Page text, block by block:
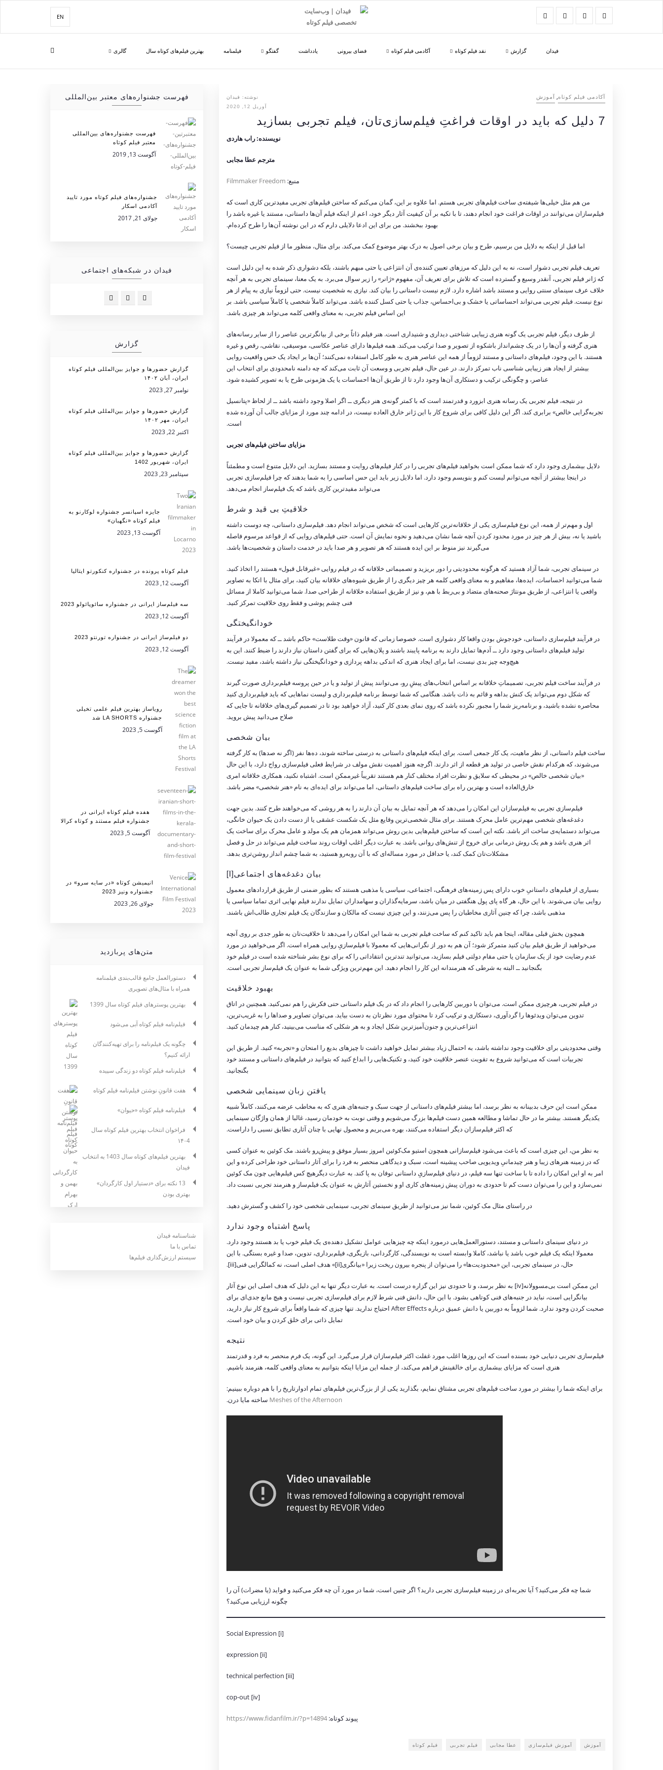
EN
فیدان گزارش نقد فیلم کوتاه آکادمی فیلم کوتاه فضای بیرونی یادداشت گفتگو فیلمنامه بهترین فیلم‌های کوتاه سال گالری
آکادمی فیلم کوتاه, آموزش نوشته: فیدان
آوریل 12, 2020
7 دلیل که باید در اوقات فراغتِ فیلم‌سازی‌تان، فیلم تجربی بسازید
نویسنده: راب هاردی
مترجم عطا مجابی
منبع: Filmmaker Freedom
من هم مثل خیلی‌ها شیفته‌ی ساخت فیلم‌های تجربی هستم. اما علاوه بر این، گمان می‌کنم که ساختن فیلم‌های تجربی مفیدترین کاری است که
فیلم‌سازان می‌توانند در اوقات فراغت خود انجام دهند، تا با تکیه بر آن کیفیت آثار دیگر خود، اعم از اینکه فیلم آن‌ها داستانی، مستند یا غیره باشد را
بهبود ببخشند. من برای این ادعا دلایلی دارم که در این نوشته آن‌ها را طرح کرده‌ام.
اما قبل از اینکه به دلایل من برسیم، طرح و بیان برخی اصول به درک بهتر موضوع کمک می‌کند. برای مثال، منظور ما از فیلم تجربی چیست؟
تعریف فیلم تجربی دشوار است، نه به این دلیل که مرزهای تعیین کننده‌ی آن انتزاعی یا حتی مبهم باشند، بلکه دشواری ذکر شده به این دلیل است
که ژانر فیلم تجربی، آنقدر وسیع و گسترده است که تلاش برای تعریف آن، مفهوم «ژانر» را زیر سوال می‌برد. به یک معنا، سینمای تجربی به هر آنچه
خلاف عرف سینمای سنتی روایی و مستند باشد اشاره دارد. لازم نیست داستانی را بیان کند. نیازی به شخصیت نیست. حتی لزوماً نیازی به پیام از هر
نوع نیست. فیلم تجربی می‌تواند احساساتی یا خشک و بی‌احساس، جذاب یا حتی کسل کننده باشد. می‌تواند کاملاً شخصی یا کاملاً سیاسی باشد. بر
این اساس فیلم تجربی، به معنای واقعی کلمه می‌تواند هر چیزی باشد.
از طرف دیگر، فیلم تجربی یک گونه هنری زیبایی شناختی دیداری و شنیداری است. هنر فیلم ذاتاً برخی از بیانگرترین عناصر را از سایر رسانه‌های
هنری گرفته و آن‌ها را در یک چشم‌انداز باشکوه از تصویر و صدا ترکیب می‌کند. همه فیلم‌ها دارای عناصر عکاسی، موسیقی، نقاشی، رقص و غیره
هستند. با این وجود، فیلم‌های داستانی و مستند لزوماً از همه این عناصر هنری به طور کامل استفاده نمی‌کنند؛ آن‌ها بر ایجاد یک حس واقعیت روایی
بیشتر از ایجاد هنر زیبایی شناسی ناب تمرکز دارند. در عین حال، فیلم تجربی و وسعت آن ثابت می‌کند که چه دامنه نامحدودی برای انتخاب این
عناصر، و چگونگی ترکیب و دستکاری آن‌ها وجود دارد تا از طریق آن‌ها احساسات یا یک هژمونی طرح یا به تصویر کشیده شود.
در نتیجه، فیلم تجربی یک رسانه هنری ابزورد و قدرتمند است که با کمتر گونه‌ی هنر دیگری ــ اگر اصلا وجود داشته باشد ــ از لحاظ «پتانسیل
تجربه‌گرایی خالص» برابری کند. اگر این دلیل کافی برای شروع کار با این ژانر خارق العاده نیست، در ادامه چند مورد از مزایای جالب آن آورده شده
است.
مزایای ساختن فیلم‌های تجربی
دلایل بیشماری وجود دارد که شما ممکن است بخواهید فیلم‌های تجربی را در کنار فیلم‌های روایت و مستند بسازید. این دلایل متنوع است و مطمئناً
در اینجا بیشتر از آنچه می‌توانم لیست کنم و بنویسم وجود دارد. اما دلایل زیر باید این حس اساسی را به شما بدهند که چرا فیلم‌سازی تجربی
می‌تواند مفیدترین کاری باشد که یک فیلم‌ساز انجام می‌دهد.
خلاقیتِ بی قید و شرط
اول و مهم‌تر از همه، این نوع فیلم‌سازی یکی از خلاقانه‌ترین کارهایی است که شخص می‌تواند انجام دهد. فیلم‌سازی داستانی، چه دوست داشته
باشید یا نه، بیش از هر چیز در مورد محدود کردن آنچه شما نشان می‌دهید و نحوه نمایش آن است. حتی فیلم‌های روایی که از قواعد مرسوم فاصله
می‌گیرند نیز منوط بر این ایده هستند که هر تصویر و هر صدا باید در خدمت داستان و شخصیت‌ها باشد.
در سینمای تجربی، شما آزاد هستید که هرگونه محدودیتی را دور بریزید و تصمیماتی خلاقانه که در فیلم روایی «غیرقابل قبول» هستند را اتخاذ کنید.
شما می‌توانید احساسات، ایده‌ها، مفاهیم و به معنای واقعی کلمه هر چیز دیگری را از طریق شیوه‌های خلاقانه بیان کنید، برای مثال با اتکا به تصاویر
واقعی یا انتزاعی، از طریق مونتاژ صحنه‌های متضاد و بی‌ربط با هم، و نیز از طریق استفاده خلاقانه از طراحی صدا. شما می‌توانید کاملا از مسائل
فنی چشم پوشی و فقط روی خلاقیت تمرکز کنید.
خودانگیختگی
در فرآیند فیلم‌سازی داستانی، خودجوش بودن واقعا کار دشواری است. خصوصا زمانی که قانون «وقت طلاست» حاکم باشد ــ که معمولا در فرآیند
تولید فیلم‌های داستانی وجود دارد ــ آدم‌ها تمایل دارند به برنامه پایبند باشند و پلان‌هایی که برای گفتن داستان نیاز دارند را ضبط کنند. این به
هیچ‌وجه چیز بدی نیست، اما برای ایجاد هنری که اندکی بداهه پردازی و خودانگیختگی نیاز داشته باشد، مفید نیست.
در فرآیند ساخت فیلم تجربی، تصمیماتِ خلاقانه بر اساس انتخاب‌های پیشِ رو، می‌توانند پیش از تولید و یا در حین پروسه فیلم‌برداری صورت گیرند
که شکل دوم می‌تواند یک کنش بداهه و قائم به ذات باشد. هنگامی که شما توسط برنامه فیلم‌برداری و لیست نماهایی که باید فیلم‌برداری کنید
محاصره نشده باشید، و برنامه‌ریز شما را مجبور نکرده باشد که روی نمای بعدی کار کنید، آزاد خواهید بود تا در تصمیم گیری‌های خلاقانه تا جایی که
صلاح می‌دانید پیش بروید.
بیان شخصی
ساخت فیلم داستانی، از نظر ماهیت، یک کار جمعی است. برای اینکه فیلم‌های داستانی به درستی ساخته شوند، ده‌ها نفر (اگر نه صدها) به کار گرفته
می‌شوند، که هرکدام نقش خاصی در تولید هر قطعه از اثر دارند. اگرچه هنوز اهمیت نقش مولف در شرایط فعلی فیلم‌سازی رواج دارد، با این حال
«بیان شخصی خالص» در محیطی که سلایق و نظرت افراد مختلف کنار هم هستند تقریباً غیرممکن است. اشتباه نکنید، همکاری خلاقانه امری
خارق‌العاده است و بهترین راه برای ساخت فیلم‌های داستانی، اما می‌تواند برای ایده‌ای به نام «هنر شخصی» مضر باشد.
فیلم‌سازی تجربی به فیلم‌سازان این امکان را می‌دهد که هر آنچه تمایل به بیان آن دارند را به هر روشی که می‌خواهند طرح کنند. بدین جهت
دغدغه‌های شخصی مهم‌ترین عامل محرک هستند. برای مثال شخصی‌ترین وقایع مثل یک شکست عشقی یا از دست دادن یک حیوان خانگی،
می‌تواند دستمایه‌ی ساخت اثر باشد. نکته این است که ساختن فیلم‌هایی بدین روش می‌تواند همزمان هم یک مولد و عامل محرک برای ساخت یک
اثر هنری باشد و هم یک روش درمانی برای خروج از تنش‌های روانی باشد. به عبارت دیگر اغلب اوقات روند ساخت فیلم می‌تواند در حل و فصل
مشکلات‌تان کمک کند، یا حداقل در مورد مساله‌ای که با آن روبه‌رو هستید، به شما چشم انداز روشن‌تری بدهد.
بیان دغدغه‌های اجتماعی[I]
بسیاری از فیلم‌های داستانیِ خوب دارای پس زمینه‌های فرهنگی، اجتماعی، سیاسی یا مذهبی هستند که بطور ضمنی از طریق قراردادهای معمول
روایی بیان می‌شوند. با این حال، هر گاه پای پول هنگفتی در میان باشد، سرمایه‌گذاران و سهامداران تمایل ندارند فیلم نهایی اثری تماما سیاسی یا
مذهبی باشد، چرا که چنین آثاری مخاطبان را پس می‌زنند، و این چیزی نیست که مالکان و سازندگان یک فیلم تجاری طالب‌اش باشند.
همچون بخش قبلی مقاله، اینجا هم باید تاکید کنم که ساخت فیلم تجربی به شما این امکان را می‌دهد تا خلاقیت‌تان به طور جدی بر روی آنچه
می‌خواهید از طریق فیلم بیان کنید متمرکز شود؛ آن هم به دور از نگرانی‌هایی که معمولا با فیلم‌سازیِ روایی همراه است. اگر می‌خواهید در مورد
عدم رضایت خود از یک سازمان یا حتی مقام دولتی فیلم بسازید، می‌توانید تندترین انتقاداتی را که برای نوع بشر شناخته شده است در فیلم خود
بگنجانید ــ البته به شرطی که هنرمندانه این کار را انجام دهید. این مهم‌ترین ویژگی شما به عنوان یک فیلم‌ساز تجربی است.
بهبود خلاقیت
در فیلم تجربی، هرچیزی ممکن است. می‌توان با دوربین کارهایی را انجام داد که در یک فیلم داستانی حتی فکرش را هم نمی‌کنید. همچنین در اتاق
تدوین می‌توان ویدئوها را گردآوری، دستکاری و ترکیب کرد تا محتوای مورد نظرتان به دست بیاید. می‌توان تصاویر و صداها را به غریب‌ترین،
انتزاعی‌ترین و جنون‌آمیزترین شکل ایجاد و به هر شکلی که مناسب می‌بینید، کنار هم چیدمان کنید.
وقتی محدودیتی برای خلاقیت وجود نداشته باشد، به احتمال زیاد بیشتر تمایل خواهید داشت تا چیزهای بدیع را امتحان و «تجربه» کنید. از طریق این
تجربیات است که می‌توانید شروع به تقویت عنصر خلاقیت خود کنید، و تکنیک‌هایی را ابداع کنید که بتوانید در فیلم‌های داستانی و مستند خود
بگنجانید.
یافتن زبان سینمایی شخصی
ممکن است این حرف بدبینانه به نظر برسد، اما بیشتر فیلم‌های داستانی از جهت سبک و جنبه‌های هنری که به مخاطب عرضه می‌کنند، کاملاً شبیه
یکدیگر هستند. بیشتر ما در حال تماشا و مطالعه همین دست فیلم‌ها بزرگ می‌شویم و وقتی نوبت به خودمان رسید، غالبا از همان واژگان سینمایی
که اکثر فیلم‌سازان دیگر استفاده می‌کنند، بهره می‌بریم و محصول نهایی با چنان آثاری تطابق نسبی را داراست.
به نظر من، این چیزی است که باعث می‌شود فیلم‌سازانی همچون استیو مک‌کوئین امروز بسیار موفق و پیش‌رو باشند. مک کوئین به عنوان کسی
که در زمینه هنرهای زیبا و هنر چیدمانیِ ویدیویی صاحب پیشینه است، سبک و دیدگاهی منحصر به فرد را برای آثار داستانی خود طراحی کرده و این
امر به او این امکان را داده تا با ساخت تنها سه فیلم، در دنیای فیلم‌سازیِ داستانی توفان به پا کند. به عبارت دیگرهیچ کس فیلم‌هایی چون مک کوئین
نمی‌سازد و این را می‌توان دست کم تا حدودی به دوران پیش زمینه‌های کاری او و نخستین آثارش به عنوان یک فیلم‌ساز و هنرمند تجربی نسبت داد.
در راستای مثال مک کوئین، شما نیز می‌توانید از طریق سینمای تجربی، سینمایی شخصی خود را کشف و گسترش دهید.
پاسخ اشتباه وجود ندارد
در دنیای سینمای داستانی و مستند، دستورالعمل‌هایی درمورد اینکه چه چیزهایی عوامل تشکیل دهنده‌ی یک فیلم خوب یا بد هستند وجود دارد.
معمولا اینکه یک فیلم خوب باشد یا نباشد، کاملا وابسته است به نویسندگی، کارگردانی، بازیگری، فیلم‌برداری، تدوین، صدا و غیره بستگی. با این
حال، در سینمای تجربی، این «محدودیت‌ها» را می‌توان از پنجره بیرون ریخت زیرا «بیانگری[ii]» هدف اصلی است، نه کمالگرایی فنی[iii].
این ممکن است بی‌مسوولانه[iv] به نظر برسد، و تا حدودی نیز این گزاره درست است. به عبارت دیگر تنها به این دلیل که هدف اصلی این نوع آثار
بیانگرایی است، نباید در جنبه‌های فنی کوتاهی بشود. با این حال، دانش فنی شرط لازم برای فیلم‌سازی تجربی نیست و هیچ مانع جدی‌ای برای
صحبت کردن وجود ندارد. شما لزوماً به دوربین یا دانش عمیق درباره After Effects احتیاج ندارید. تنها چیزی که شما واقعاً برای شروع کار نیاز دارید،
تمایل ذاتی برای خلق کردن و بیان خود است.
نتیجه
فیلم‌سازی تجربی دنیایی خود بسنده است که این روزها اغلب مورد غفلت اکثر فیلم‌سازان قرار می‌گیرد. این گونه، یک فرم منحصر به فرد و قدرتمند
هنری است که مزایای بیشماری برای خالقینش فراهم می‌کند، از جمله این مزایا اینکه بتوانیم به معنای واقعی کلمه، هنرمند باشیم.
برای اینکه شما را بیشتر در مورد ساخت فیلم‌های تجربی مشتاق نمایم، بگذارید یکی از از بزرگ‌ترین فیلم‌های تمام ادوارتاریخ را با هم دوباره ببینیم:
Meshes of the Afternoon ساخته مایا درن.
شما چه فکر می‌کنید؟ آیا تجربه‌ای در زمینه فیلم‌سازی تجربی دارید؟ اگر چنین است، شما در مورد آن چه فكر می‌کنید و فواید (یا مضرات) آن را
چگونه ارزیابی می‌کنید؟
[i] Social Expression
[ii] expression
[iii] technical perfection
[iv] cop-out
پیوند کوتاه: https://www.fidanfilm.ir/?p=14894
آموزش آموزش فیلم‌سازی عطا مجابی فیلم تجربی فیلم کوتاه
فهرست جشنواره‌های معتبر بین‌المللی
فهرست جشنواره‌های بین‌المللی
معتبر فیلم کوتاه
آگوست 13, 2019
جشنواره‌های فیلم کوتاه مورد تایید
آکادمی اسکار
جولای 21, 2017
فیدان در شبکه‌های اجتماعی
گزارش
گزارش حضورها و جوایز بین‌المللی فیلم کوتاه
ایران، آبان ۱۴۰۲
نوامبر 27, 2023
گزارش حضورها و جوایز بین‌المللی فیلم کوتاه
ایران، مهر ۱۴۰۲
اکتبر 22, 2023
گزارش حضورها و جوایز بین‌المللی فیلم کوتاه
ایران، شهریور 1402
سپتامبر 23, 2023
جایزه اسپانسر جشنواره لوکارنو به
فیلم کوتاه «نگهبان»
آگوست 13, 2023
فیلم کوتاه پرونده در جشنواره کنکورتو ایتالیا
آگوست 12, 2023
سه فیلم‌ساز ایرانی در جشنواره سائوپائولو 2023
آگوست 12, 2023
دو فیلم‌ساز ایرانی در جشنواره تورنتو 2023
آگوست 12, 2023
رویاساز بهترین فیلم علمی تخیلی
جشنواره LA SHORTS شد
آگوست 5, 2023
هفده فیلم کوتاه ایرانی در
جشنواره فیلم مستند و کوتاه کرالا
آگوست 5, 2023
انیمیشن کوتاه «در سایه سرو» در
جشنواره ونیز 2023
جولای 26, 2023
متن‌های پربازدید
دستورالعمل جامع قالب‌بندی فیلمنامه
همراه با مثال‌های تصویری
بهترین پوسترهای فیلم کوتاه سال 1399
فیلم‌نامه فیلم کوتاه آبی می‌شود
چگونه یک فیلم‌نامه را برای تهیه‌کنندگان
ارائه کنیم؟
فیلم‌نامه فیلم کوتاه دو زندگی سپیده
هفت قانونِ نوشتن فیلم‌نامه فیلم کوتاه
فیلم‌نامه فیلم کوتاه «حیوان»
فراخوان انتخاب بهترین فیلم کوتاه سال
۱۴۰4
بهترین فیلم‌های کوتاه سال 1403 به انتخاب
فیدان
13 نکته برای «دستیار اول کارگردان»
بهتری بودن
شناسنامه فیدان
تماس با ما
سیستم ارزش‌گذاری فیلم‌ها